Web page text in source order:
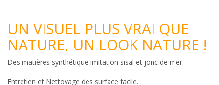
UN VISUEL PLUS VRAI QUE
NATURE, UN LOOK NATURE !
Des matières synthétique imitation sisal et jonc de mer.
Entretien et Nettoyage des surface facile.